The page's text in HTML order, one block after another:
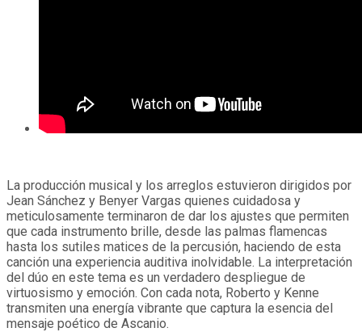
La producción musical y los arreglos estuvieron dirigidos por
Jean Sánchez y Benyer Vargas quienes cuidadosa y
meticulosamente terminaron de dar los ajustes que permiten
que cada instrumento brille, desde las palmas flamencas
hasta los sutiles matices de la percusión, haciendo de esta
canción una experiencia auditiva inolvidable. La interpretación
del dúo en este tema es un verdadero despliegue de
virtuosismo y emoción. Con cada nota, Roberto y Kenne
transmiten una energía vibrante que captura la esencia del
mensaje poético de Ascanio.